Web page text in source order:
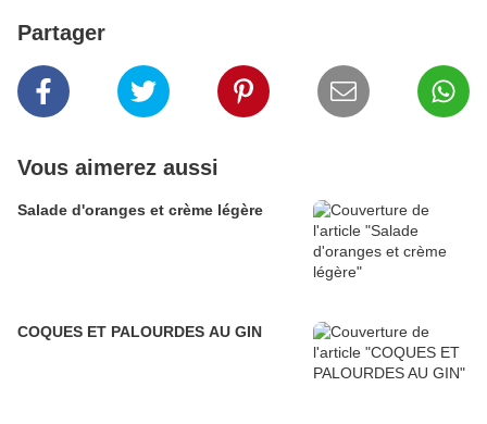
Partager
Vous aimerez aussi
Salade d'oranges et crème légère
COQUES ET PALOURDES AU GIN